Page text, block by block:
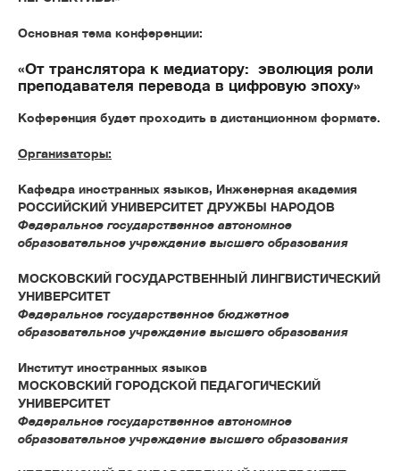
Основная тема конференции:
«От транслятора к медиатору: эволюция роли
преподавателя перевода в цифровую эпоху»
Коференция будет проходить в дистанционном формате.
Организаторы:
Кафедра иностранных языков, Инженерная академия
РОССИЙСКИЙ УНИВЕРСИТЕТ ДРУЖБЫ НАРОДОВ
Федеральное государственное автономное
образовательное учреждение высшего образования
МОСКОВСКИЙ ГОСУДАРСТВЕННЫЙ ЛИНГВИСТИЧЕСКИЙ
УНИВЕРСИТЕТ
Федеральное государственное бюджетное
образовательное учреждение высшего образования
Институт иностранных языков
МОСКОВСКИЙ ГОРОДСКОЙ ПЕДАГОГИЧЕСКИЙ
УНИВЕРСИТЕТ
Федеральное государственное автономное
образовательное учреждение высшего образования